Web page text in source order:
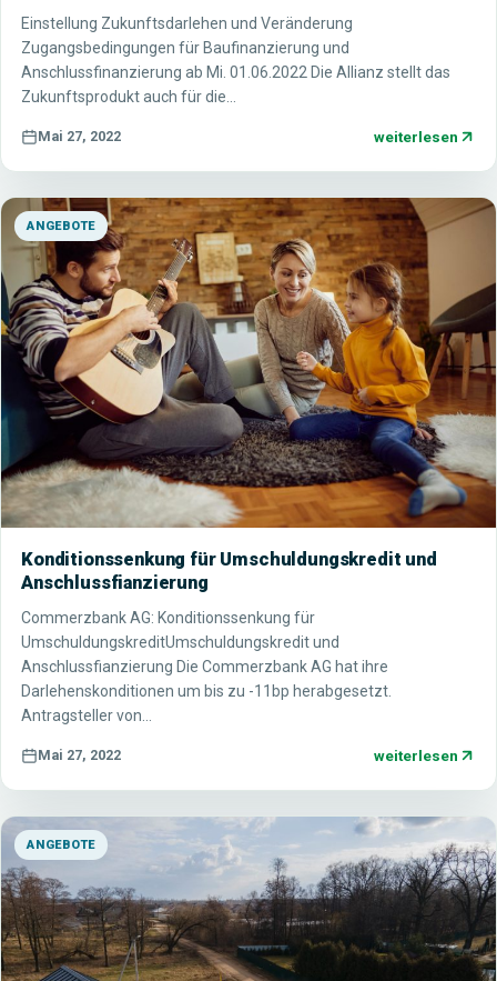
Einstellung Zukunftsdarlehen und Veränderung
Zugangsbedingungen für Baufinanzierung und
Anschlussfinanzierung ab Mi. 01.06.2022 Die Allianz stellt das
Zukunftsprodukt auch für die…
Mai 27, 2022 weiterlesen
ANGEBOTE
Konditionssenkung für Umschuldungskredit und
Anschlussfianzierung
Commerzbank AG: Konditionssenkung für
UmschuldungskreditUmschuldungskredit und
Anschlussfianzierung Die Commerzbank AG hat ihre
Darlehenskonditionen um bis zu -11bp herabgesetzt.
Antragsteller von…
Mai 27, 2022 weiterlesen
ANGEBOTE